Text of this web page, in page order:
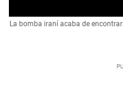
La bomba iraní acaba de